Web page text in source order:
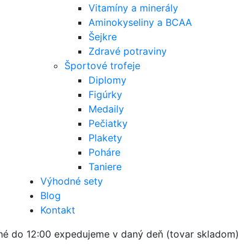
Vitamíny a minerály
Aminokyseliny a BCAA
Šejkre
Zdravé potraviny
Športové trofeje
Diplomy
Figúrky
Medaily
Pečiatky
Plakety
Poháre
Taniere
Výhodné sety
Blog
Kontakt
do 12:00 expedujeme v daný deň (tovar skladom)